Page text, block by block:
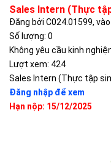
Sales Intern (Thực
Đăng bởi C024.01599,
Số lượng: 0
Không yêu cầu kinh
Lượt xem: 424
Sales Intern (Thực tập
Đăng nhập để xem
Hạn nộp: 15/12/2025